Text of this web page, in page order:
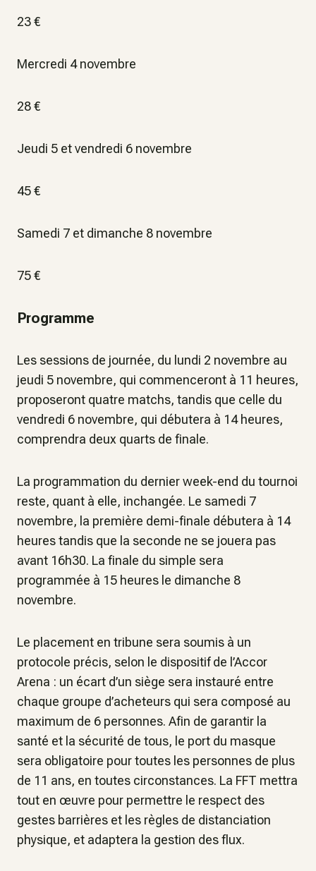
23 €
Mercredi 4 novembre
28 €
Jeudi 5 et vendredi 6 novembre
45 €
Samedi 7 et dimanche 8 novembre
75 €
Programme
Les sessions de journée, du lundi 2 novembre au
jeudi 5 novembre, qui commenceront à 11 heures,
proposeront quatre matchs, tandis que celle du
vendredi 6 novembre, qui débutera à 14 heures,
comprendra deux quarts de finale.
La programmation du dernier week-end du tournoi
reste, quant à elle, inchangée. Le samedi 7
novembre, la première demi-finale débutera à 14
heures tandis que la seconde ne se jouera pas
avant 16h30. La finale du simple sera
programmée à 15 heures le dimanche 8
novembre.
Le placement en tribune sera soumis à un
protocole précis, selon le dispositif de l’Accor
Arena : un écart d’un siège sera instauré entre
chaque groupe d’acheteurs qui sera composé au
maximum de 6 personnes. Afin de garantir la
santé et la sécurité de tous, le port du masque
sera obligatoire pour toutes les personnes de plus
de 11 ans, en toutes circonstances. La FFT mettra
tout en œuvre pour permettre le respect des
gestes barrières et les règles de distanciation
physique, et adaptera la gestion des flux.